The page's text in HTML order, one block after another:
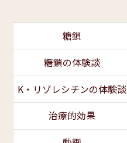
糖鎖
糖鎖の体験談
K・リゾレシチンの体験談
治療的効果